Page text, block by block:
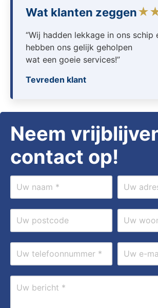
Wat klanten zeggen
“Wij hadden lekkage in ons schip
hebben ons gelijk geholpen
wat een goeie services!”
Tevreden klant
Neem
contact op!